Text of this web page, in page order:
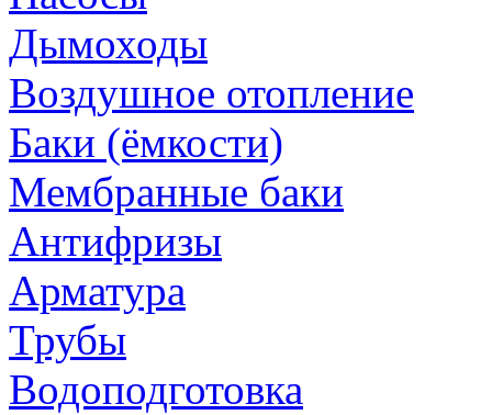
Дымоходы
Воздушное отопление
Баки (ёмкости)
Мембранные баки
Антифризы
Арматура
Трубы
Водоподготовка